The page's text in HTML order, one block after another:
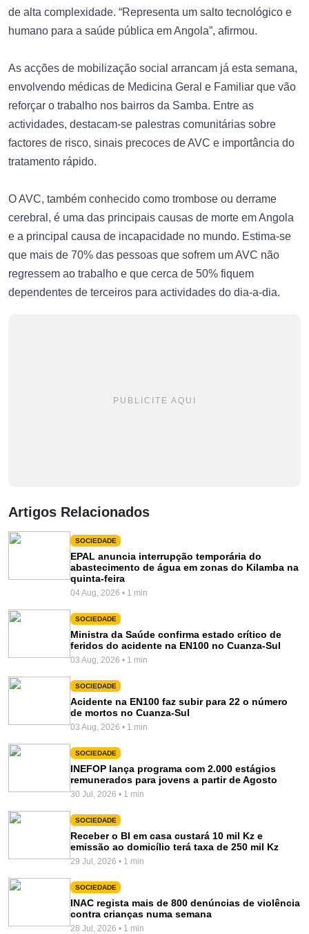
de alta complexidade. “Representa um salto tecnológico e
humano para a saúde pública em Angola”, afirmou.
As acções de mobilização social arrancam já esta semana,
envolvendo médicas de Medicina Geral e Familiar que vão
reforçar o trabalho nos bairros da Samba. Entre as
actividades, destacam-se palestras comunitárias sobre
factores de risco, sinais precoces de AVC e importância do
tratamento rápido.
O AVC, também conhecido como trombose ou derrame
cerebral, é uma das principais causas de morte em Angola
e a principal causa de incapacidade no mundo. Estima-se
que mais de 70% das pessoas que sofrem um AVC não
regressem ao trabalho e que cerca de 50% fiquem
dependentes de terceiros para actividades do dia-a-dia.
PUBLICITE AQUI
Artigos Relacionados
SOCIEDADE
EPAL anuncia interrupção temporária do
abastecimento de água em zonas do Kilamba na
quinta-feira
04 Aug, 2026 • 1 min
SOCIEDADE
Ministra da Saúde confirma estado crítico de
feridos do acidente na EN100 no Cuanza-Sul
03 Aug, 2026 • 1 min
SOCIEDADE
Acidente na EN100 faz subir para 22 o número
de mortos no Cuanza-Sul
03 Aug, 2026 • 1 min
SOCIEDADE
INEFOP lança programa com 2.000 estágios
remunerados para jovens a partir de Agosto
30 Jul, 2026 • 1 min
SOCIEDADE
Receber o BI em casa custará 10 mil Kz e
emissão ao domicílio terá taxa de 250 mil Kz
29 Jul, 2026 • 1 min
SOCIEDADE
INAC regista mais de 800 denúncias de violência
contra crianças numa semana
28 Jul, 2026 • 1 min